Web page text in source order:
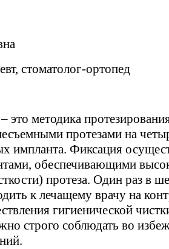
стоматолог-ортопед
это методика
протезами на
импланта. Фиксация
обеспечивающими
протеза. Один раз в
к лечащему врачу на
гигиенической
строго соблюдать во